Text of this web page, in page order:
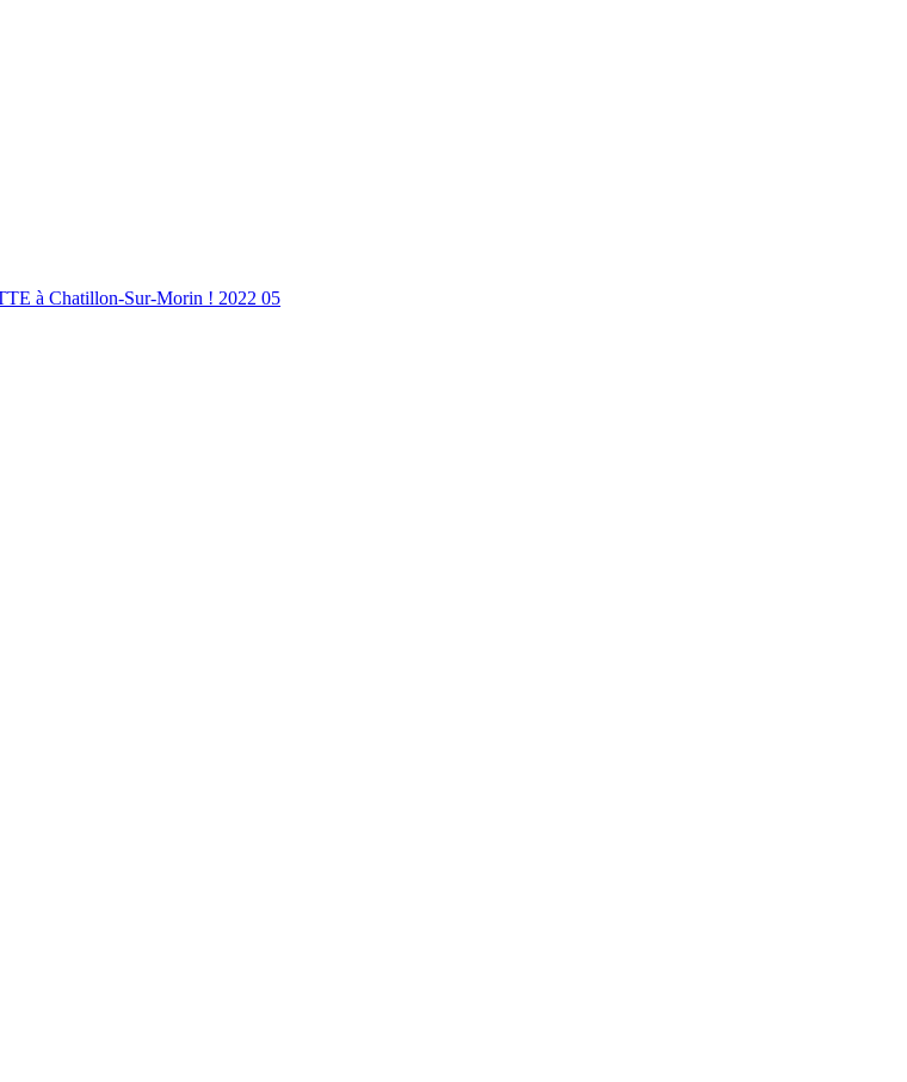
à Chatillon-Sur-Morin ! 2022 05